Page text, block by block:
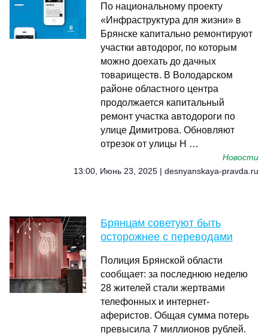
По национальному проекту
«Инфраструктура для жизни» в
Брянске капитально ремонтируют
участки автодорог, по которым
можно доехать до дачных
товариществ. В Володарском
районе областного центра
продолжается капитальный
ремонт участка автодороги по
улице Димитрова. Обновляют
отрезок от улицы Н …
Новости
13:00, Июнь 23, 2025 | desnyanskaya-pravda.ru
Брянцам советуют быть
осторожнее с переводами
Полиция Брянской области
сообщает: за последнюю неделю
28 жителей стали жертвами
телефонных и интернет-
аферистов. Общая сумма потерь
превысила 7 миллионов рублей.